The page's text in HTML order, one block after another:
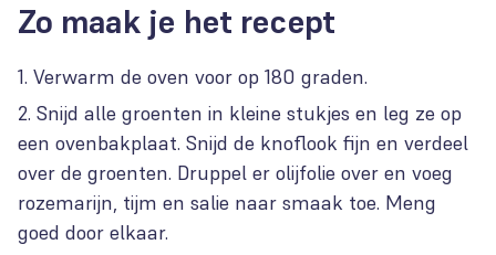
Zo maak je het recept
Verwarm de oven voor op 180 graden.
Snijd alle groenten in kleine stukjes en leg ze op
een ovenbakplaat. Snijd de knoflook fijn en verdeel
over de groenten. Druppel er olijfolie over en voeg
rozemarijn, tijm en salie naar smaak toe. Meng
goed door elkaar.